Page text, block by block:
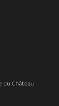
du Château